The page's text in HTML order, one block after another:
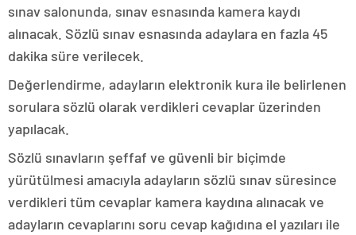
sınav salonunda, sınav esnasında kamera kaydı
alınacak. Sözlü sınav esnasında adaylara en fazla 45
dakika süre verilecek.
Değerlendirme, adayların elektronik kura ile belirlenen
sorulara sözlü olarak verdikleri cevaplar üzerinden
yapılacak.
Sözlü sınavların şeffaf ve güvenli bir biçimde
yürütülmesi amacıyla adayların sözlü sınav süresince
verdikleri tüm cevaplar kamera kaydına alınacak ve
adayların cevaplarını soru cevap kağıdına el yazıları ile